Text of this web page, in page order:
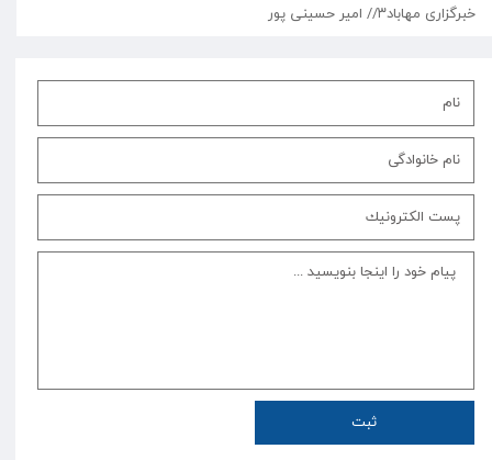
خبرگزاری مهاباد۳// امیر حسینی پور
ثبت